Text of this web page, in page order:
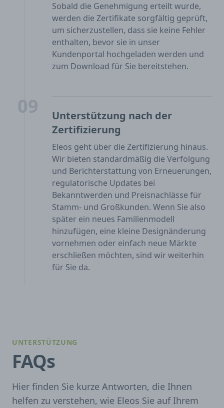
Sobald die Genehmigung erteilt wurde,
werden die Zertifikate sorgfältig geprüft,
um sicherzustellen, dass sie keine Fehler
enthalten, bevor sie in unser
Kundenportal hochgeladen werden und
zum Download für Sie bereitstehen.
Unterstützung nach der
Zertifizierung
Eleos geht über die Zertifizierung hinaus.
Wir bieten standardmäßig die Verfolgung
und Berichterstattung von Erneuerungen,
regulatorische Updates bei
Bekanntwerden und Preisnachlässe für
Stamm- und Großkunden. Wenn Sie also
später ein neues Familienmodell
hinzufügen, eine kleine Designänderung
vornehmen oder einfach neue Märkte
erschließen möchten, sind wir weiterhin
für Sie da.
UNTERSTÜTZUNG
FAQs
Hier finden Sie kurze Antworten, die Ihnen
helfen zu verstehen, wie Eleos Sie auf Ihrem